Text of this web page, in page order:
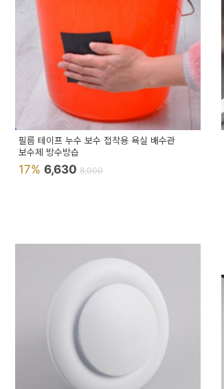
필름 테이프 누수 보수 접착용 욕실 배수관
보수제 방수방습
17% 6,630 8,000